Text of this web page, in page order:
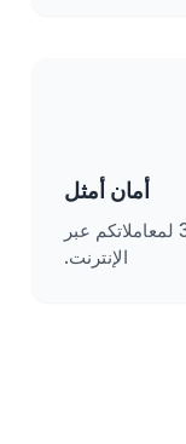
أمان أمثل
تقنية الشريحة EMV و 3D Secure لمعاملاتكم عبر
الإنترنت.